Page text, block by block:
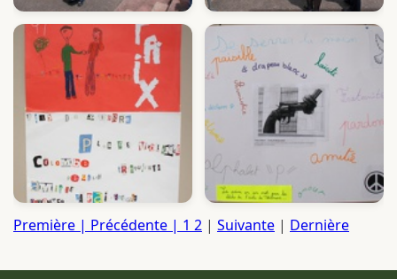
Première | Précédente | 1 2 | Suivante | Dernière